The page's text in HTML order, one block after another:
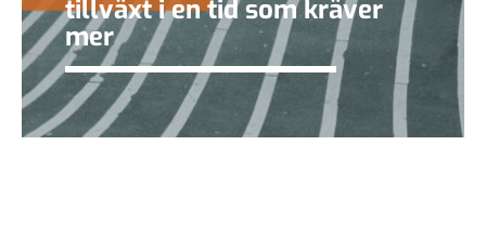
tillväxt i en tid som kräver
mer